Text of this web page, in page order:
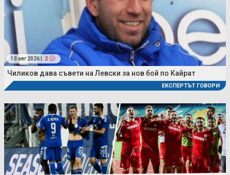
10 авг 2026 | 2
Чиликов дава съвети на Левски за нов бой по Кайрат
ЕКСПЕРТЪТ ГОВОРИ